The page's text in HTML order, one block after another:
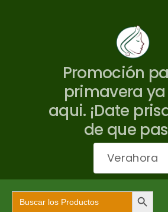
Promoción
primavera
aqui. ¡Date
de que
Verahora
Buscar: Botón de